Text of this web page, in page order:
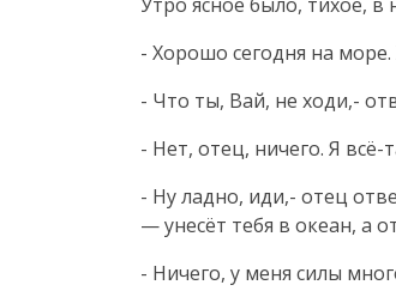
- Хорошо сегодня на
- Что ты, Вай, не ходи,-
- Нет, отец, ничего. Я
- Ну ладно, иди,- отец
— унесёт тебя в океан, а
- Ничего, у меня силы